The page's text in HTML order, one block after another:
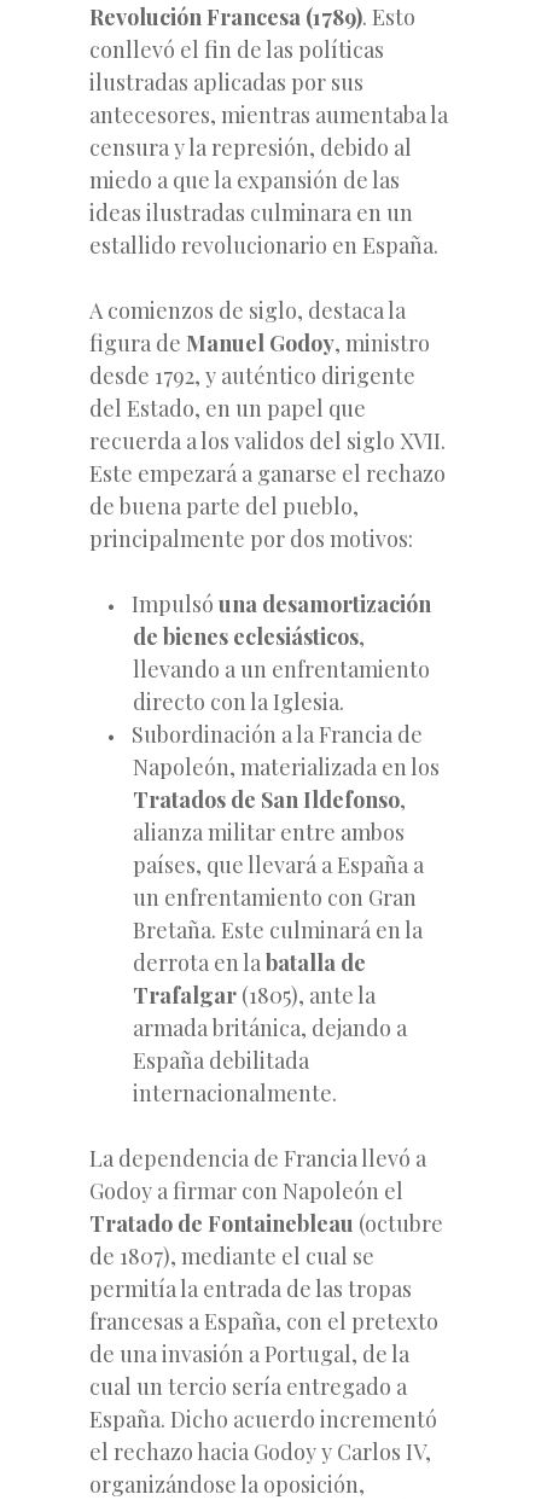
Revolución Francesa (1789). Esto
conllevó el fin de las políticas
ilustradas aplicadas por sus
antecesores, mientras aumentaba la
censura y la represión, debido al
miedo a que la expansión de las
ideas ilustradas culminara en un
estallido revolucionario en España.
A comienzos de siglo, destaca la
figura de Manuel Godoy, ministro
desde 1792, y auténtico dirigente
del Estado, en un papel que
recuerda a los validos del siglo XVII.
Este empezará a ganarse el rechazo
de buena parte del pueblo,
principalmente por dos motivos:
Impulsó una desamortización
de bienes eclesiásticos,
llevando a un enfrentamiento
directo con la Iglesia.
Subordinación a la Francia de
Napoleón, materializada en los
Tratados de San Ildefonso,
alianza militar entre ambos
países, que llevará a España a
un enfrentamiento con Gran
Bretaña. Este culminará en la
derrota en labatalla de
Trafalgar (1805), ante la
armada británica, dejando a
España debilitada
internacionalmente.
La dependencia de Francia llevó a
Godoy a firmar con Napoleón el
Tratado de Fontainebleau (octubre
de 1807), mediante el cual se
permitía la entrada de las tropas
francesas a España, con el pretexto
de una invasión a Portugal, de la
cual un tercio sería entregado a
España. Dicho acuerdo incrementó
el rechazo hacia Godoy y Carlos IV,
organizándose la oposición,